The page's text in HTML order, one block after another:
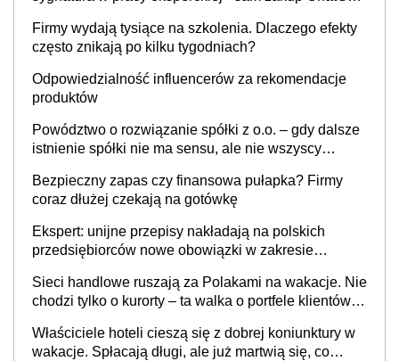
Firmy wydają tysiące na szkolenia. Dlaczego efekty
często znikają po kilku tygodniach?
Odpowiedzialność influencerów za rekomendacje
produktów
Powództwo o rozwiązanie spółki z o.o. – gdy dalsze
istnienie spółki nie ma sensu, ale nie wszyscy
Bezpieczny zapas czy finansowa pułapka? Firmy
coraz dłużej czekają na gotówkę
Ekspert: unijne przepisy nakładają na polskich
przedsiębiorców nowe obowiązki w zakresie
Sieci handlowe ruszają za Polakami na wakacje. Nie
chodzi tylko o kurorty – ta walka o portfele klientów
cichu
Właściciele hoteli cieszą się z dobrej koniunktury w
wakacje. Spłacają długi, ale już martwią się, co